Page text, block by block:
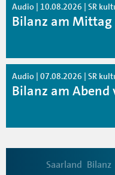
Audio | 10.08.2026 | SR
Bilanz am Mittag
Audio | 07.08.2026 | SR
Bilanz am Abend
Saarland Bilanz